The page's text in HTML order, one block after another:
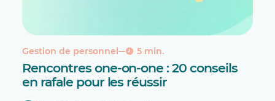
Gestion de personnel 5 min.
Rencontres one-on-one : 20 conseils
en rafale pour les réussir